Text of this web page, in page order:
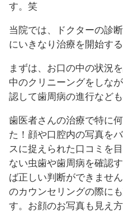
す。笑
当院では、ドクターの診
にいきなり治療を開始す
まずは、お口の中の状況
中のクリニーングをしな
認して歯周病の進行など
歯医者さんの治療で特に
た！顔や口腔内の写真を
スに捉えられた口コミを
ない虫歯や歯周病を確認
ば正しい判断ができませ
のカウンセリングの際に
す。お顔のお写真も見え